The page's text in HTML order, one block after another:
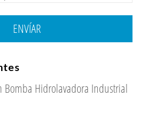
ENVÍAR
Bomba Hidrolavadora Industrial